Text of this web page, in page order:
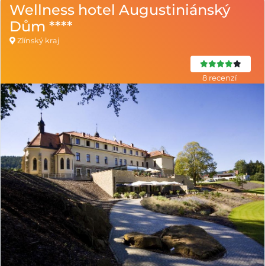
Wellness hotel Augustiniánský
Dům ****
Zlínský kraj
8 recenzí